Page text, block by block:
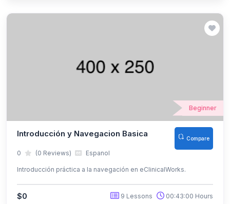
Beginner
Introducción y Navegacion Basica Compare
0 (0 Reviews) Espanol
Introducción práctica a la navegación en eClinicalWorks.
$0 9 Lessons 00:43:00 Hours